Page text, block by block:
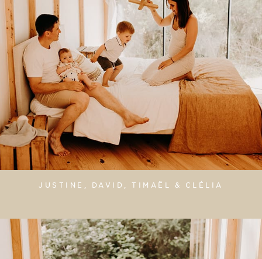
JUSTINE, DAVID, TIMAËL & CLÉLIA